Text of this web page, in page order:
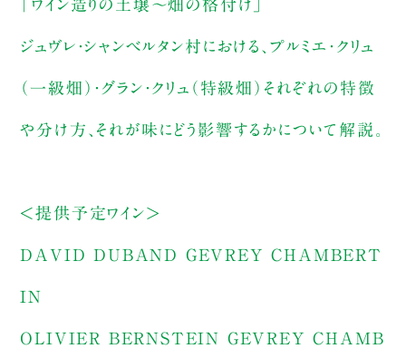
「ワイン造りの土壌～畑の格付け」
ジュヴレ・シャンベルタン村における、プルミエ・クリュ
（一級畑）・グラン・クリュ（特級畑）それぞれの特徴
や分け方、それが味にどう影響するかについて解説。
＜提供予定ワイン＞
DAVID DUBAND GEVREY CHAMBERT
IN
OLIVIER BERNSTEIN GEVREY CHAMB